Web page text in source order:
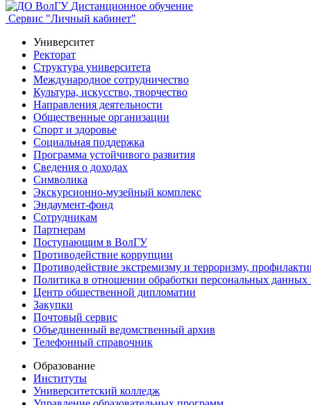
Дистанционное обучение
Сервис "Личный кабинет"
Университет
Ректорат
Структура университета
Международное сотрудничество
Культура, искусство, творчество
Направления деятельности
Общественные организации
Спорт и здоровье
Социальная поддержка
Программа устойчивого развития
Сведения о доходах
Символика
Экскурсионно-музейный комплекс
Эндаумент-фонд
Сотрудникам
Партнерам
Поступающим в ВолГУ
Противодействие коррупции
Противодействие экстремизму и терроризму,
Политика в отношении обработки персональных
Центр общественной дипломатии
Закупки
Почтовый сервис
Объединенный ведомственный архив
Телефонный справочник
Образование
Институты
Университетский колледж